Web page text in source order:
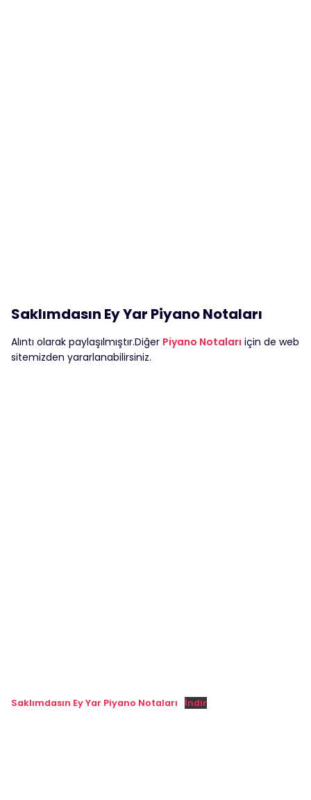
Saklımdasın Ey Yar Piyano Notaları
Alıntı olarak paylaşılmıştır.Diğer Piyano Notaları için de web
sitemizden yararlanabilirsiniz.
Saklımdasın Ey Yar Piyano Notaları İndir